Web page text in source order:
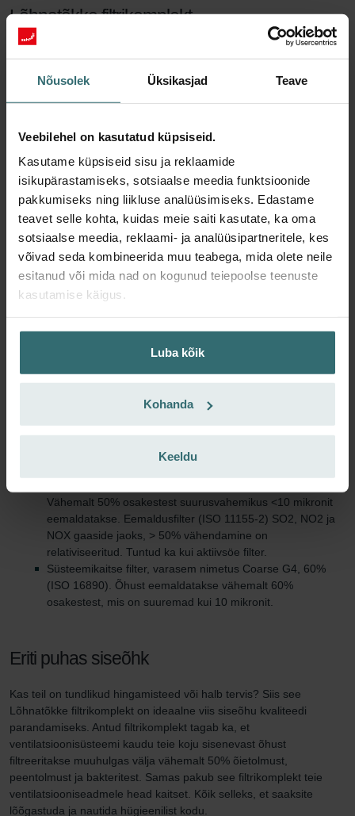
Nõusolek Üksikasjad Teave
Veebilehel on kasutatud küpsiseid.
Kasutame küpsiseid sisu ja reklaamide
isikupärastamiseks, sotsiaalse meedia funktsioonide
pakkumiseks ning liikluse analüüsimiseks. Edastame
teavet selle kohta, kuidas meie saiti kasutate, ka oma
sotsiaalse meedia, reklaami- ja analüüsipartneritele, kes
võivad seda kombineerida muu teabega, mida olete neile
esitanud või mida nad on kogunud teiepoolse teenuste
kasutamise käigus.
Luba kõik
Kohanda
Keeldu
Lõhnatõkke filtrikomplekt
kõrval? Siis on teil tõenäoliselt kiusatus ventilatsiooni maha
keerata, et soovimatud lõhnad väljas püsiks. Zehnderi Lõhnatõkke
Lõhnatõkke filter vähendab lõhnu, tolmu ja õietolmu
Samal ajal kaitseb Süsteemikaitse filter teie ventilatsiooniseadet
väljatõmbeõhus olevate saasteainete eest. See hoiab
ventilatsiooniseadme töö energiatõhusa ja vaiksena ning pikendab
selle eluiga.
90 päeva kaitset
Lõhnatõkke filtrid vähendavad lõhnu, tolmu ja õietolmu
seda saab kergesti asendada.
Sobib kõikidele Zehnder ComfoAir Q/E seeria
Tehniline informatsioon
Vähemalt 50% osakestest suurusvahemikus <10 mikronit
eemaldatakse. Eemaldusfilter (ISO 11155-2) SO2, NO2 ja
NOX gaaside jaoks, > 50% vähendamine on
relativiseeritud. Tuntud ka kui aktiivsöe filter.
Süsteemikaitse filter, varasem nimetus Coarse G4, 60%
(ISO 16890). Õhust eemaldatakse vähemalt 60%
osakestest, mis on suuremad kui 10 mikronit.
Eriti puhas siseõhk
Kas teil on tundlikud hingamisteed või halb tervis? Siis see
Lõhnatõkke filtrikomplekt on ideaalne viis siseõhu kvaliteedi
parandamiseks. Antud filtrikomplekt tagab ka, et
ventilatsioonisüsteemi kaudu teie koju sisenevast õhust
filtreeritakse muuhulgas välja vähemalt 50% õietolmust,
peentolmust ja bakteritest. Samas pakub see filtrikomplekt teie
ventilatsiooniseadmele head kaitset. Kõik selleks, et saaksite
lõõgastuda ja nautida hügieenilist kodu.